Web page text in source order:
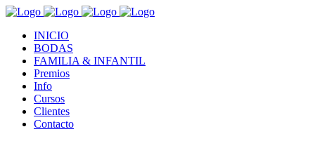
INICIO
BODAS
FAMILIA & INFANTIL
Premios
Info
Cursos
Clientes
Contacto